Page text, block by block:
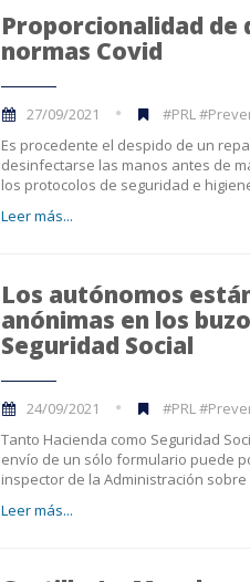
Proporcionalidad de
normas Covid
27/09/2021
#PRL
Es procedente el despido de un
desinfectarse las manos antes de
los protocolos de seguridad e
Leer más...
Los autónomos
anónimas en los
Seguridad Social
24/09/2021
#PRL
Tanto Hacienda como Seguridad
envío de un sólo formulario puede
inspector de la Administración
Leer más...